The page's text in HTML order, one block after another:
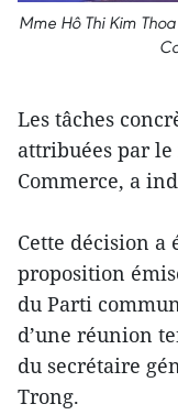
Mme Hô Thi Kim
Les tâches
attribuées par
Commerce, a
Cette décision a
proposition
du Parti
d’une réunion
du secrétaire
Trong.